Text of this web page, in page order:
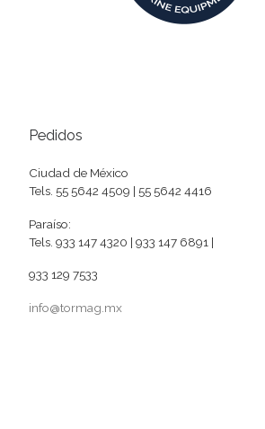
Pedidos
Ciudad de México
Tels. 55 5642 4509 | 55 5642 4416
Paraíso:
Tels. 933 147 4320 | 933 147 6891 |
933 129 7533
info@tormag.mx